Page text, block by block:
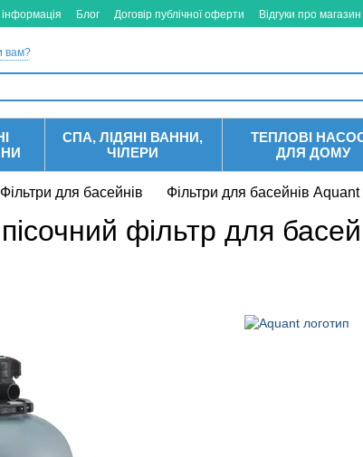
Блог Договір публічної оферти Відгуки про магазин
вам?
СПА, ЛІДЯНІ ВАННИ,
ЧІЛЕРИ
ТЕПЛОВІ
ДЛЯ ДОМУ
Фільтри для басейнів Фільтри для басейнів Aquant
фільтр для